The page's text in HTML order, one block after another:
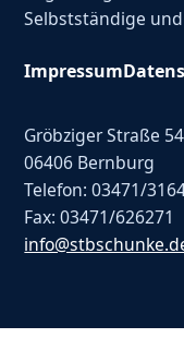
Selbstständige
Impressum
Gröbziger Straße 54
06406 Bernburg
Telefon: 03471/
Fax: 03471/626271